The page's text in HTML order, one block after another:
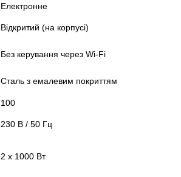
Електронне
Відкритий (на корпусі)
Без керування через Wi-Fi
Сталь з емалевим покриттям
100
230 В / 50 Гц
2 х 1000 Вт